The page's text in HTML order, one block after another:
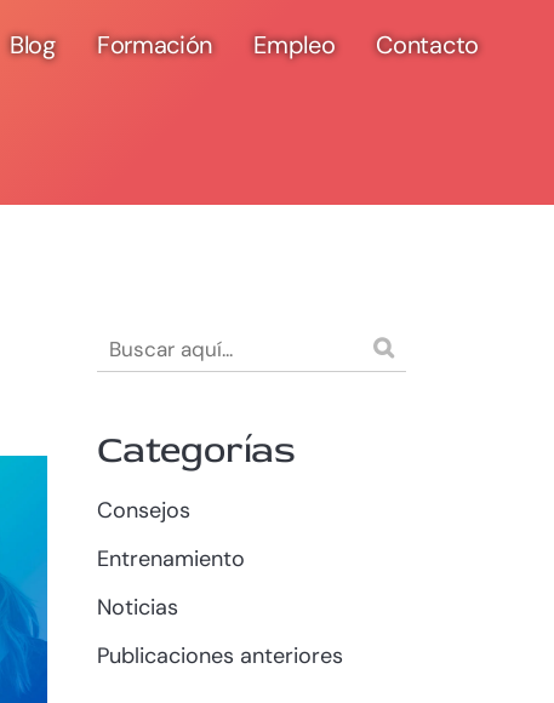
Blog Formación Empleo Contacto
Categorías
Consejos
Entrenamiento
Noticias
Publicaciones anteriores